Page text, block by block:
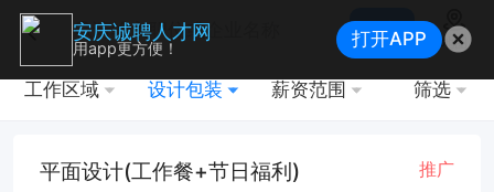
搜索
地图
工作区域 设计包装 薪资范围 筛选
平面设计(工作餐+节日福利) 推广
安庆诚聘人才网
用app更方便！ 打开APP